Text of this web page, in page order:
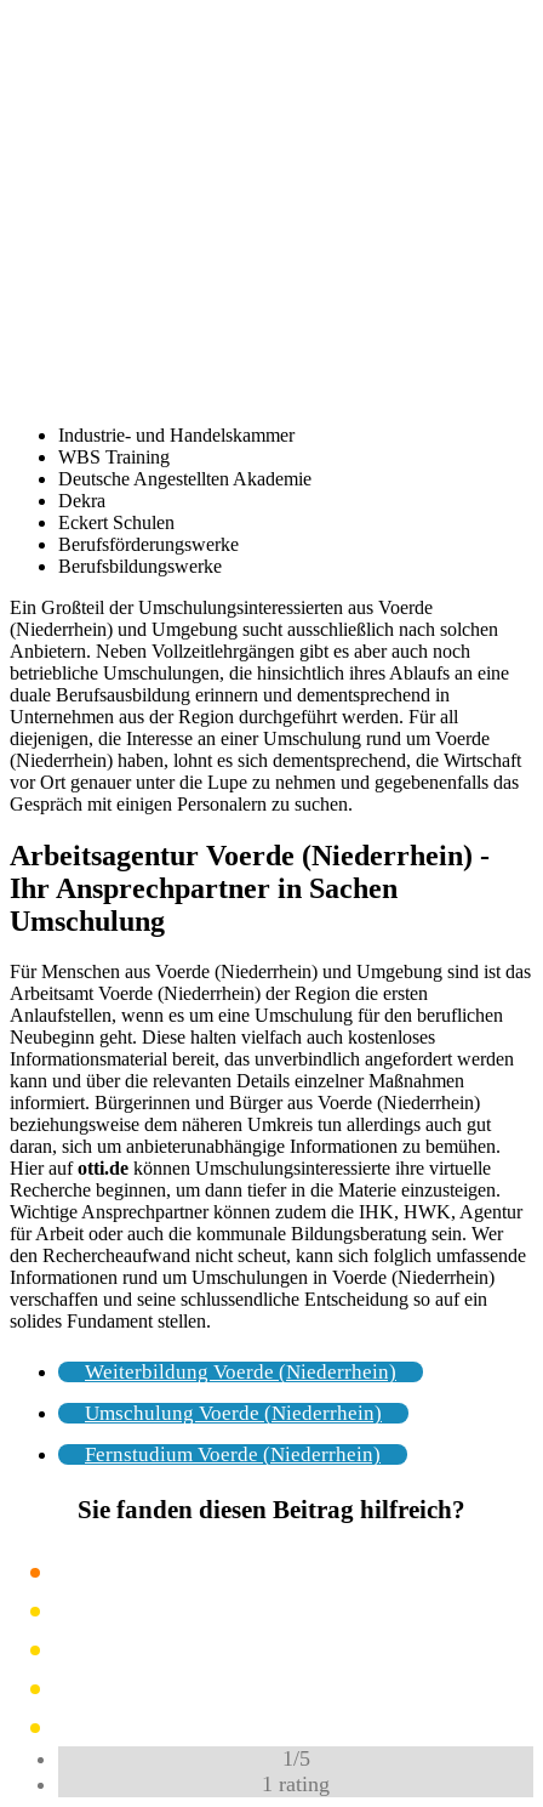
Industrie- und Handelskammer
WBS Training
Deutsche Angestellten Akademie
Dekra
Eckert Schulen
Berufsförderungswerke
Berufsbildungswerke
Ein Großteil der Umschulungsinteressierten aus Voerde
(Niederrhein) und Umgebung sucht ausschließlich nach solchen
Anbietern. Neben Vollzeitlehrgängen gibt es aber auch noch
betriebliche Umschulungen, die hinsichtlich ihres Ablaufs an eine
duale Berufsausbildung erinnern und dementsprechend in
Unternehmen aus der Region durchgeführt werden. Für all
diejenigen, die Interesse an einer Umschulung rund um Voerde
(Niederrhein) haben, lohnt es sich dementsprechend, die Wirtschaft
vor Ort genauer unter die Lupe zu nehmen und gegebenenfalls das
Gespräch mit einigen Personalern zu suchen.
Arbeitsagentur Voerde (Niederrhein) -
Ihr Ansprechpartner in Sachen
Umschulung
Für Menschen aus Voerde (Niederrhein) und Umgebung sind ist das
Arbeitsamt Voerde (Niederrhein) der Region die ersten
Anlaufstellen, wenn es um eine Umschulung für den beruflichen
Neubeginn geht. Diese halten vielfach auch kostenloses
Informationsmaterial bereit, das unverbindlich angefordert werden
kann und über die relevanten Details einzelner Maßnahmen
informiert. Bürgerinnen und Bürger aus Voerde (Niederrhein)
beziehungsweise dem näheren Umkreis tun allerdings auch gut
daran, sich um anbieterunabhängige Informationen zu bemühen.
Hier aufotti.de können Umschulungsinteressierte ihre virtuelle
Recherche beginnen, um dann tiefer in die Materie einzusteigen.
Wichtige Ansprechpartner können zudem die IHK, HWK, Agentur
für Arbeit oder auch die kommunale Bildungsberatung sein. Wer
den Rechercheaufwand nicht scheut, kann sich folglich umfassende
Informationen rund um Umschulungen in Voerde (Niederrhein)
verschaffen und seine schlussendliche Entscheidung so auf ein
solides Fundament stellen.
Weiterbildung Voerde (Niederrhein)
Umschulung Voerde (Niederrhein)
Fernstudium Voerde (Niederrhein)
Sie fanden diesen Beitrag hilfreich?
1/5
1 rating